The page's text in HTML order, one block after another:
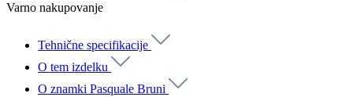
Varno nakupovanje
Tehnične specifikacije
O tem izdelku
O znamki Pasquale Bruni